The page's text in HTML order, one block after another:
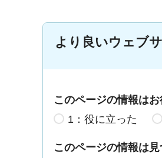
より良いウェブ
このページの情報は
1：役に立った
このページの情報は